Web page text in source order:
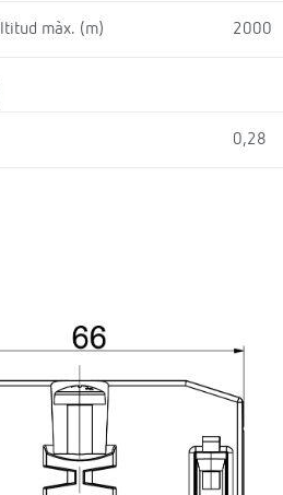
màx. (m) 2000
0,28